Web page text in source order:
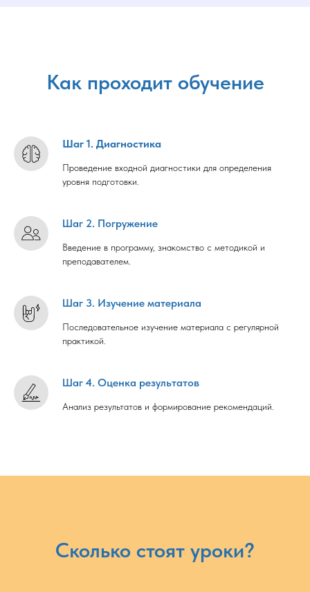
Как проходит обучение
Шаг 1. Диагностика
Проведение входной диагностики для определения
уровня подготовки.
Шаг 2. Погружение
Введение в программу, знакомство с методикой и
преподавателем.
Шаг 3. Изучение материала
Последовательное изучение материала с регулярной
практикой.
Шаг 4. Оценка результатов
Анализ результатов и формирование рекомендаций.
Сколько стоят уроки?